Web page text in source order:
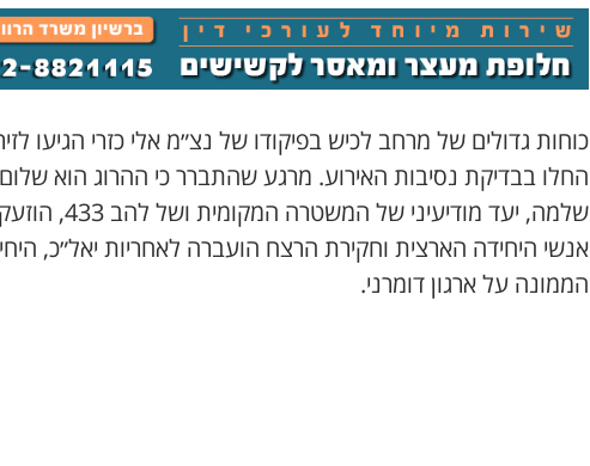
כוחות גדולים של מרחב לכיש בפיקודו של נצ״מ אלי כזרי הגיעו
החלו בבדיקת נסיבות האירוע. מרגע שהתברר כי ההרוג הוא שלום
שלמה, יעד מודיעיני של המשטרה המקומית ושל להב
אנשי היחידה הארצית וחקירת הרצח הועברה לאחריות יאל״כ,
הממונה על ארגון דומרני.